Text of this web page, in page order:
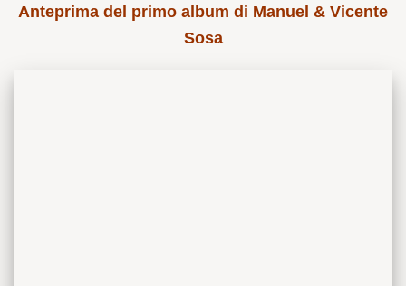
Anteprima del primo album di Manuel & Vicente
Sosa